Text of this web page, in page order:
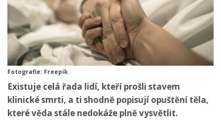
Fotografie: Freepik
Existuje celá řada lidí, kteří prošli stavem
klinické smrti, a ti shodně popisují opuštění těla,
které věda stále nedokáže plně vysvětlit.